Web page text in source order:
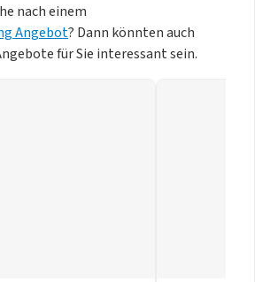
nach einem
Angebot? Dann könnten auch
für Sie interessant sein.